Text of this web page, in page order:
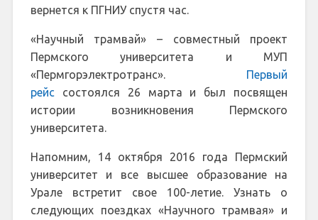
вернется к ПГНИУ спустя час.
«Научный трамвай» – совместный проект
Пермского университета и МУП
«Пермгорэлектротранс». Первый
рейссостоялся 26 марта и был посвящен
истории возникновения Пермского
университета.
Напомним, 14 октября 2016 года Пермский
университет и все высшее образование на
Урале встретит свое 100-летие. Узнать о
следующих поездках «Научного трамвая» и